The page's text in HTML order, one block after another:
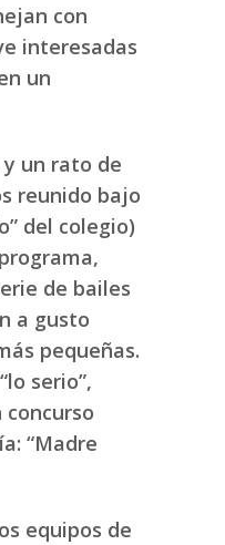
con
interesadas
un
y un rato de
reunido bajo
del colegio)
de bailes
a gusto
pequeñas.
serio”,
concurso
“Madre
equipos de